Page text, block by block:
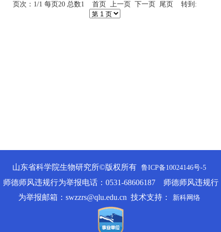
页次：1/1 每页20 总数1 首页 上一页 下一页 尾页 转到:
山东省科学院生物研究所©版权所有 鲁ICP备10024146号-5
师德师风违规行为举报电话：0531-68606187 师德师风违规行
为举报邮箱：swzzrs@qlu.edu.cn 技术支持：
新科网络